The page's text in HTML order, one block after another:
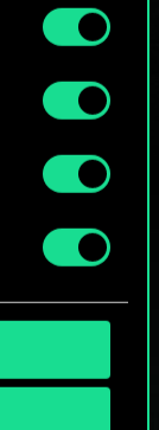
정은 아래의